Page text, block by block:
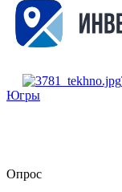
Югры
Опрос